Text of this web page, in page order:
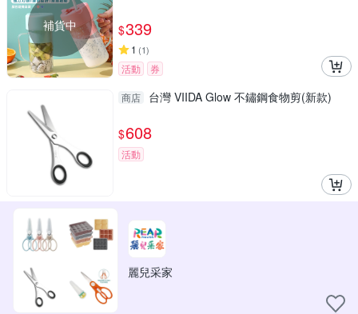
補貨中 $339
1 (1)
活動 券
商店 台灣 VIIDA Glow 不鏽鋼食物剪(新款)
$608
活動
麗兒采家